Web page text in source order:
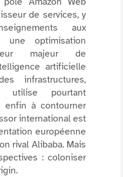
de services, y
aux
une optimisation
majeur de
artificielle
infrastructures,
utilise pourtant
enfin à contourner
international est
européenne
rival Alibaba. Mais
: coloniser